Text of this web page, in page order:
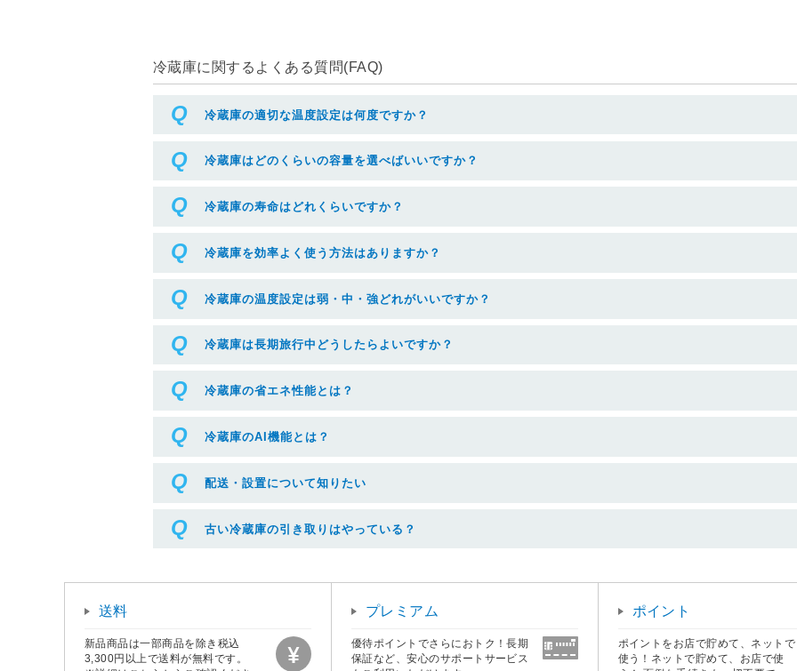
冷蔵庫に関するよくある質問(FAQ)
冷蔵庫の適切な温度設定は何度ですか？
冷蔵庫はどのくらいの容量を選べばいいですか？
冷蔵庫の寿命はどれくらいですか？
冷蔵庫を効率よく使う方法はありますか？
冷蔵庫の温度設定は弱・中・強どれがいいですか？
冷蔵庫は長期旅行中どうしたらよいですか？
冷蔵庫の省エネ性能とは？
冷蔵庫のAI機能とは？
配送・設置について知りたい
古い冷蔵庫の引き取りはやっている？
送料
新品商品は一部商品を除き税込
3,300円以上で送料が無料です。
プレミアム
優待ポイントでさらにおトク！長期
保証など、安心のサポートサービス
ポイント
ポイントをお店で貯めて、ネットで
使う！ネットで貯めて、お店で使